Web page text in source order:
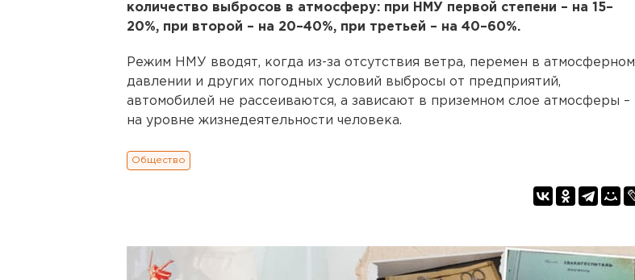
количество выбросов в атмосферу: при НМУ первой степени – на 15–
20%, при второй – на 20–40%, при третьей – на 40–60%.
Режим НМУ вводят, когда из-за отсутствия ветра, перемен в атмосферном
давлении и других погодных условий выбросы от предприятий,
автомобилей не рассеиваются, а зависают в приземном слое атмосферы –
на уровне жизнедеятельности человека.
Общество